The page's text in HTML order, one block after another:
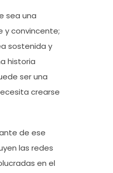
sea una
y convincente;
sostenida y
historia
ser una
crearse
de ese
las redes
en el